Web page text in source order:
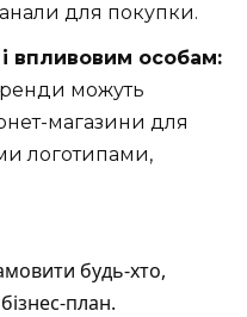
для покупки.
впливовим особам:
можуть
магазини для
логотипами,
будь-хто,
план.